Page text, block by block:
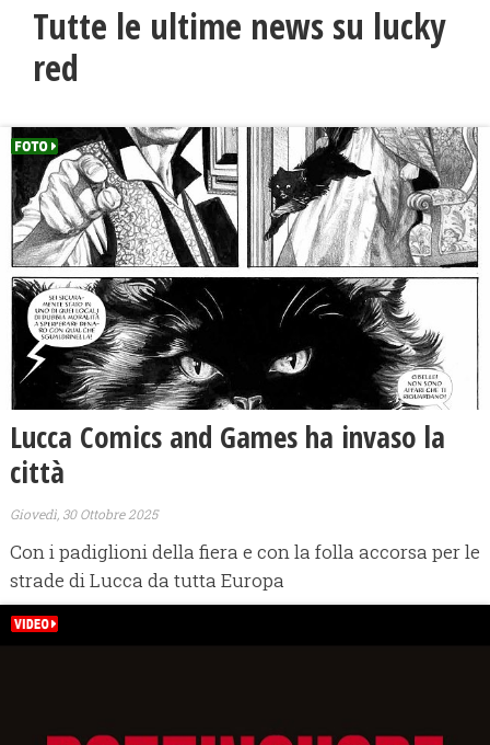
Tutte le ultime news su lucky
red
Lucca Comics and Games ha invaso la
città
Giovedì, 30 Ottobre 2025
Con i padiglioni della fiera e con la folla accorsa per le
strade di Lucca da tutta Europa